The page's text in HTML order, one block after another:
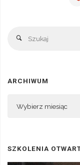
Szukaj
ARCHIWUM
SZKOLENIA